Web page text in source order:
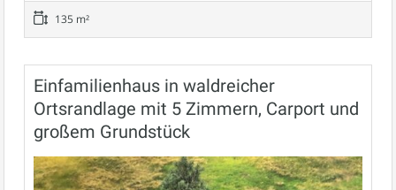
135 m²
Einfamilienhaus in waldreicher
Ortsrandlage mit 5 Zimmern, Carport und
großem Grundstück